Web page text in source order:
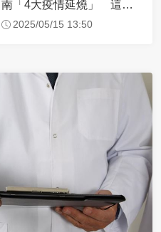
南「4大疫情延燒」 這病
毒是嬰兒殺手
2025/05/15 13:50